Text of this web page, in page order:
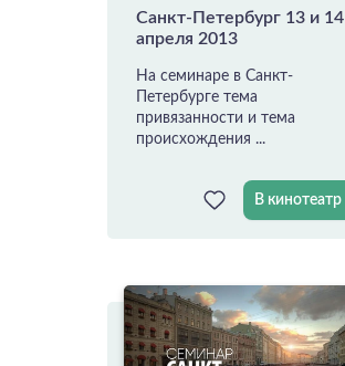
Санкт-Петербург 13 и 14
апреля 2013
На семинаре в Санкт-
Петербурге тема
привязанности и тема
происхождения ...
В кинотеатр